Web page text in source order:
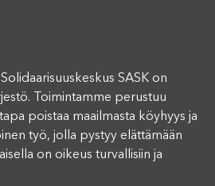
SASK on
Toimintamme perustuu
poistaa maailmasta köyhyys ja
työ, jolla pystyy elättämään
on oikeus turvallisiin ja